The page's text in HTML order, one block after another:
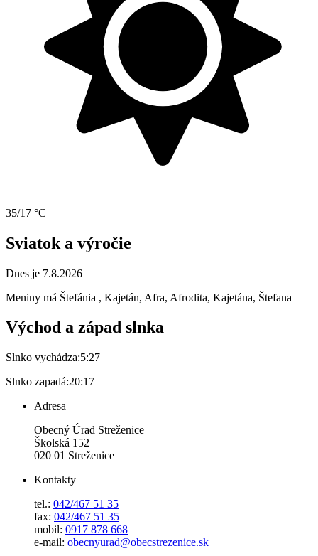
35/17 °C
Sviatok a výročie
Dnes je 7.8.2026
Meniny má Štefánia , Kajetán, Afra, Afrodita, Kajetána, Štefana
Východ a západ slnka
Slnko vychádza:5:27
Slnko zapadá:20:17
Adresa
Obecný Úrad Streženice
Školská 152
020 01 Streženice
Kontakty
tel.: 042/467 51 35
fax: 042/467 51 35
mobil: 0917 878 668
e-mail: obecnyurad@obecstrezenice.sk